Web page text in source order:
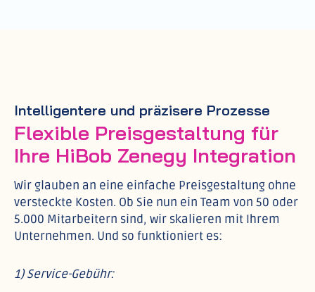
Intelligentere und präzisere Prozesse
Flexible Preisgestaltung für
Ihre HiBob Zenegy Integration
Wir glauben an eine einfache Preisgestaltung ohne
versteckte Kosten. Ob Sie nun ein Team von 50 oder
5.000 Mitarbeitern sind, wir skalieren mit Ihrem
Unternehmen. Und so funktioniert es:
1) Service-Gebühr: